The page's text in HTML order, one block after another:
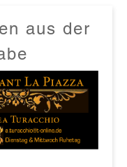
aus der